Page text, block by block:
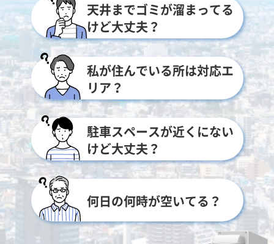
天井までゴミが溜まってる
けど大丈夫？
私が住んでいる所は対応エ
リア？
駐車スペースが近くにない
けど大丈夫？
何日の何時が空いてる？